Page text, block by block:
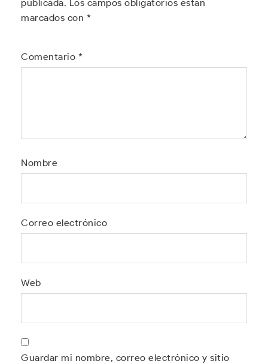
publicada. Los campos obligatorios están
marcados con *
Comentario *
Nombre
Correo electrónico
Web
Guardar mi nombre, correo electrónico y sitio